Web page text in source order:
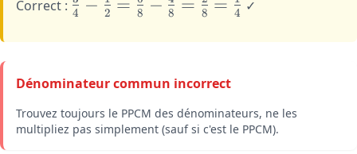
\frac{1}
=
\frac{2}
{2} = 1
Correct :
\frac{3}
{2} =
\frac{6}
{8} -
\frac{4}
4 2 8 8 8 4 ✓
Dénominateur commun incorrect
Trouvez toujours le PPCM des dénominateurs, ne les
multipliez pas simplement (sauf si c'est le PPCM).